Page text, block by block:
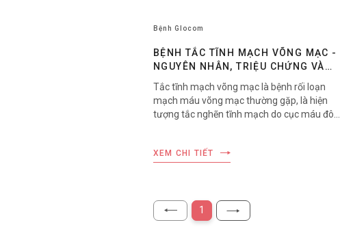
Bệnh Glocom
BỆNH TẮC TĨNH MẠCH VÕNG MẠC -
NGUYÊN NHÂN, TRIỆU CHỨNG VÀ
CÁCH ĐIỀU TRỊ
Tắc tĩnh mạch võng mạc là bệnh rối loạn
mạch máu võng mạc thường gặp, là hiện
tượng tắc nghẽn tĩnh mạch do cục máu đông
sàng, tắc tĩnh mạch võng mạc được chia
XEM CHI TIẾT
1